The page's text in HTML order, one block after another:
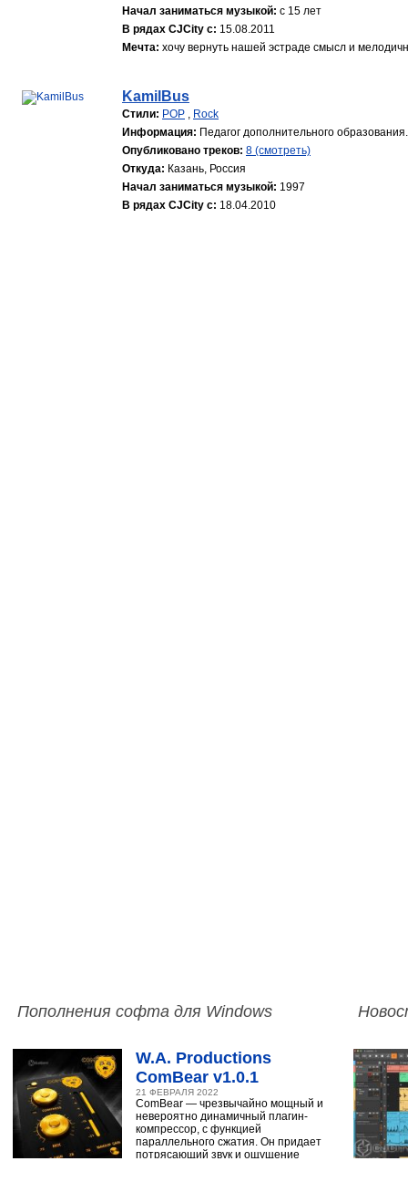
Начал заниматься музыкой: с 15 лет
В рядах CJCity с: 15.08.2011
Мечта: хочу вернуть нашей эстраде смысл и
KamilBus
Стили: POP , Rock
Информация: Педагог дополнительного
Опубликовано треков: 8 (смотреть)
Откуда: Казань, Россия
Начал заниматься музыкой: 1997
В рядах CJCity с: 18.04.2010
Пополнения софта для Windows
W.A. Productions
ComBear v1.0.1
21 ФЕВРАЛЯ 2022
ComBear — чрезвычайно мощный и
невероятно динамичный плагин-
компрессор, с функцией
параллельного сжатия. Он придает
потрясающий звук и ощущение